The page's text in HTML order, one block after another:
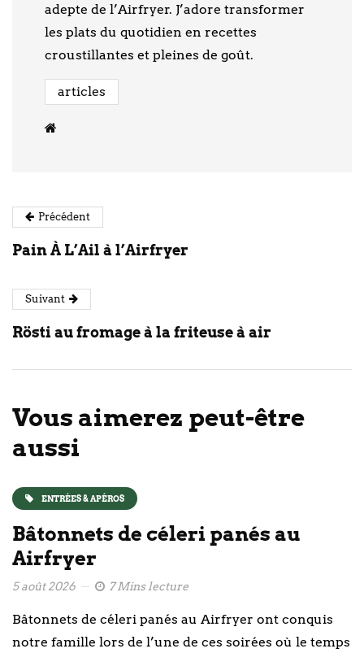
adepte de l’Airfryer. J’adore transformer
les plats du quotidien en recettes
croustillantes et pleines de goût.
articles
Précédent
Pain À L’Ail à l’Airfryer
Suivant
Rösti au fromage à la friteuse à air
Vous aimerez peut-être
aussi
ENTRÉES & APÉROS
Bâtonnets de céleri panés au
Airfryer
5 août 2026 7 Mins lecture
Bâtonnets de céleri panés au Airfryer ont conquis
notre famille lors de l’une de ces soirées où le temps